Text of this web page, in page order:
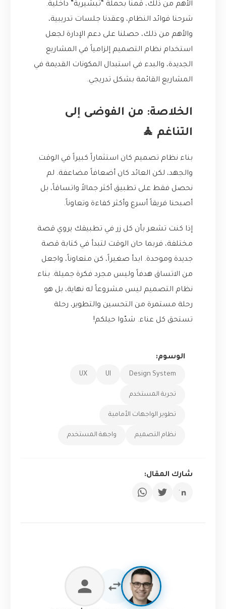
الأهم من ذلك، قمنا بحملة “تبشيرية” داخلية.
شرحنا فوائد النظام، وعقدنا جلسات تدريبية،
والأهم من ذلك، حصلنا على دعم الإدارة لجعل
استخدام نظام التصميم إلزامياً في المشاريع
الجديدة، والبدء في استبدال المكونات القديمة في
المشاريع القائمة بشكل تدريجي.
الخلاصة: من الفوضى إلى
التناغم 🧘
بناء نظام تصميم كان استثماراً كبيراً في الوقت
والجهد، لكن العائد كان أضعافاً مضاعفة. لم
نحصل فقط على تطبيق أكثر جمالاً واتساقاً، بل
أصبحنا فريقاً أسرع وأكثر كفاءة وتعاوناً.
إذا كنت تشعر بأن كل زر في تطبيقك يروي قصة
مختلفة، فربما حان الوقت لتبدأ في كتابة قصة
جديدة وموحدة. ابدأ صغيراً، كن متعاوناً، واجعل
من الاتساق هدفاً وليس مجرد فكرة جميلة. بناء
نظام التصميم ليس مشروعاً له نهاية، بل هو
رحلة مستمرة من التحسين والتطوير، رحلة
تستحق كل عناء. شدّوا حيلكم!
الوسوم:
Design System
UI
UX
تجربة المستخدم
تطوير الواجهات الأمامية
نظام التصميم واجهة المستخدم
شارك المقال: